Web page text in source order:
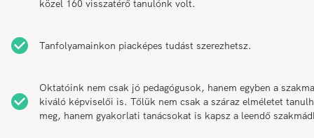
közel 160 visszatérő tanulónk volt.
Tanfolyamainkon piacképes tudást szerezhetsz.
Oktatóink nem csak jó pedagógusok, hanem egyben a szakma
kiváló képviselői is. Tőlük nem csak a száraz elméletet
meg, hanem gyakorlati tanácsokat is kapsz a leendő